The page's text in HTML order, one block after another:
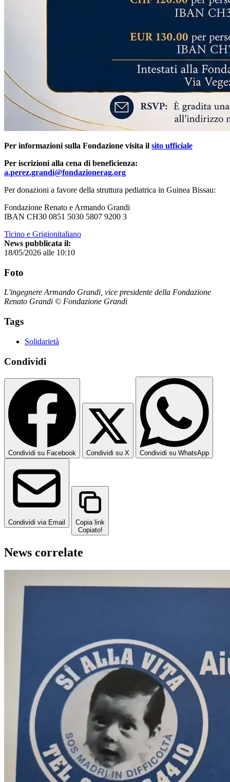
Per informazioni sulla Fondazione visita il sito ufficiale
Per iscrizioni alla cena di beneficienza:
a.perez.grandi@fondazionerag.org
Per donazioni a favore della struttura pediatrica in Guinea Bissau:
Fondazione Renato e Armando Grandi
IBAN CH30 0851 5030 5807 9200 3
Ticino e Grigionitaliano
News pubblicata il:
18/05/2026 alle 10:10
Foto
L'ingegnere Armando Grandi, vice presidente della Fondazione
Renato Grandi © Fondazione Grandi
Tags
Solidarietà
Condividi
Condividi su Facebook Condividi su X Condividi su WhatsApp
Condividi via Email
Copia link
Copiato!
News correlate